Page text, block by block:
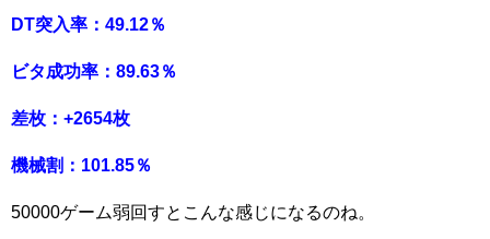
DT突入率：49.12％
ビタ成功率：89.63％
差枚：+2654枚
機械割：101.85％
50000ゲーム弱回すとこんな感じになるのね。